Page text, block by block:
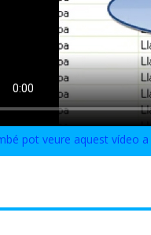
pot veure aquest vídeo